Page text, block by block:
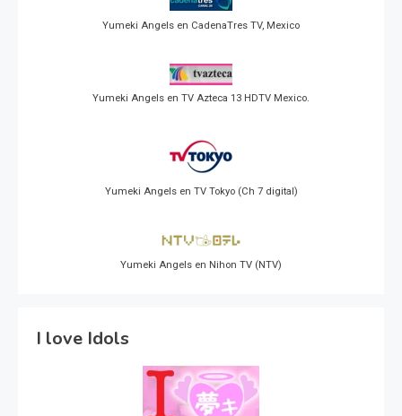
Yumeki Angels en CadenaTres TV, Mexico
Yumeki Angels en TV Azteca 13 HDTV Mexico.
Yumeki Angels en TV Tokyo (Ch 7 digital)
Yumeki Angels en Nihon TV (NTV)
I love Idols